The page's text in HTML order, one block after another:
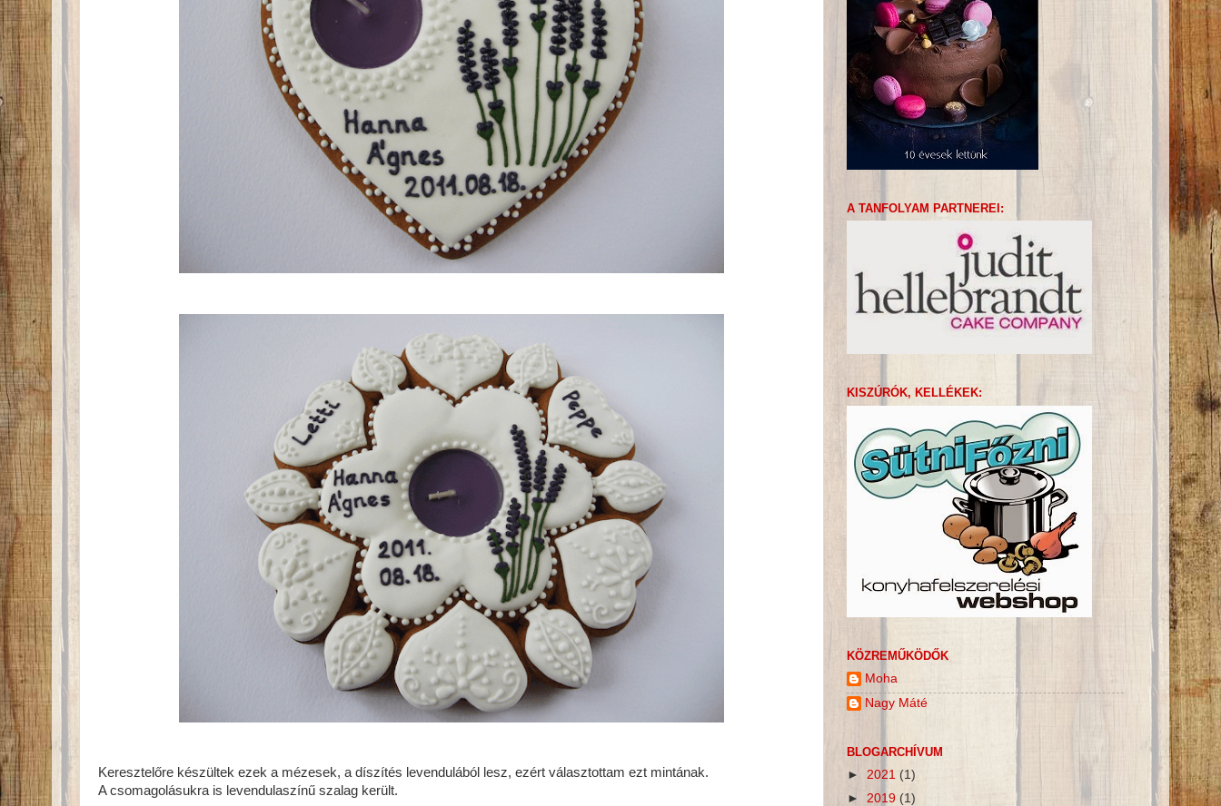
Keresztelőre készültek ezek a mézesek, a díszítés levendulából lesz, ezért választottam ezt mintának.
A csomagolásukra is levendulaszínű szalag került.
A TANFOLYAM PARTNEREI:
KISZÚRÓK, KELLÉKEK:
KÖZREMŰKÖDŐK
Moha
Nagy Máté
BLOGARCHÍVUM
► 2021 (1)
► 2019 (1)